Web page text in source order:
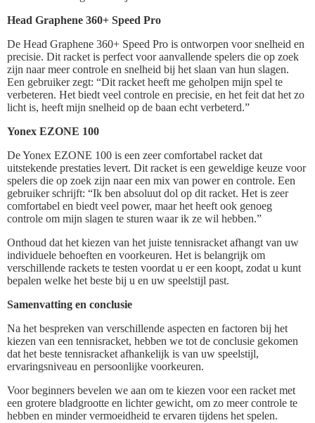
Head Graphene 360+ Speed Pro
De Head Graphene 360+ Speed Pro is ontworpen voor snelheid en
precisie. Dit racket is perfect voor aanvallende spelers die op zoek
zijn naar meer controle en snelheid bij het slaan van hun slagen.
Een gebruiker zegt: “Dit racket heeft me geholpen mijn spel te
verbeteren. Het biedt veel controle en precisie, en het feit dat het zo
licht is, heeft mijn snelheid op de baan echt verbeterd.”
Yonex EZONE 100
De Yonex EZONE 100 is een zeer comfortabel racket dat
uitstekende prestaties levert. Dit racket is een geweldige keuze voor
spelers die op zoek zijn naar een mix van power en controle. Een
gebruiker schrijft: “Ik ben absoluut dol op dit racket. Het is zeer
comfortabel en biedt veel power, maar het heeft ook genoeg
controle om mijn slagen te sturen waar ik ze wil hebben.”
Onthoud dat het kiezen van het juiste tennisracket afhangt van uw
individuele behoeften en voorkeuren. Het is belangrijk om
verschillende rackets te testen voordat u er een koopt, zodat u kunt
bepalen welke het beste bij u en uw speelstijl past.
Samenvatting en conclusie
Na het bespreken van verschillende aspecten en factoren bij het
kiezen van een tennisracket, hebben we tot de conclusie gekomen
dat het beste tennisracket afhankelijk is van uw speelstijl,
ervaringsniveau en persoonlijke voorkeuren.
Voor beginners bevelen we aan om te kiezen voor een racket met
een grotere bladgrootte en lichter gewicht, om zo meer controle te
hebben en minder vermoeidheid te ervaren tijdens het spelen.